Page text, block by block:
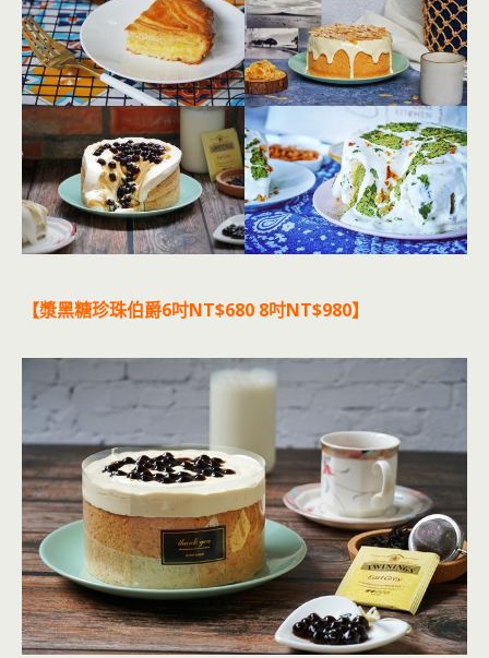
【漿黑糖珍珠伯爵6吋NT$680 8吋NT$980】